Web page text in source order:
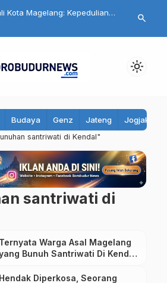
Kota Magelang: Kepedulian
Keagamaan
Keluhkan
Damai
search
light_mode
Budaya Genz Jateng Jogjakarta
santriwati di Kendal"
santriwati di
Ternyata Warga Asal Magelang
Bunuh Santriwati Di Kendal
Hendak Diperkosa, Seorang